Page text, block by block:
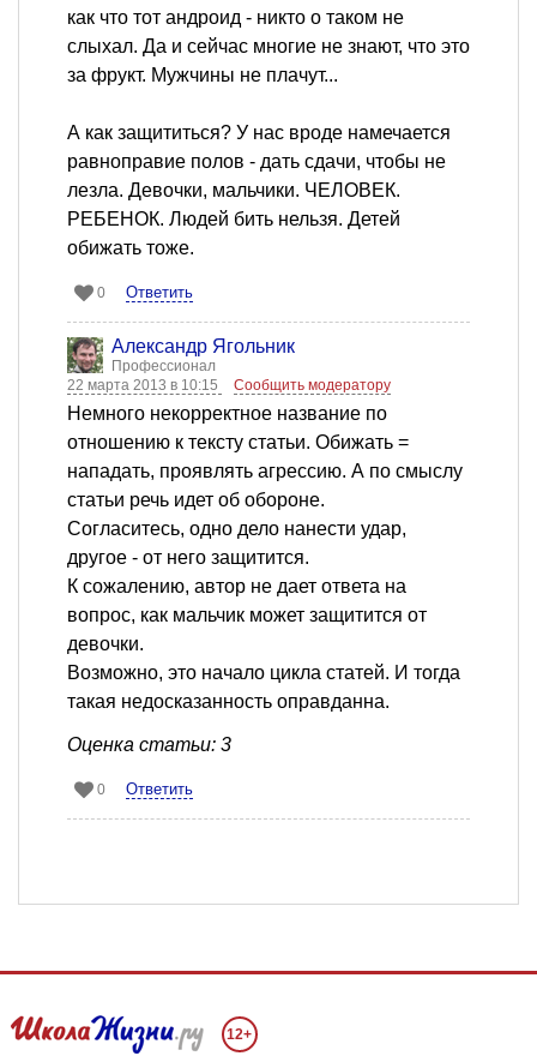
как что тот андроид - никто о таком не
слыхал. Да и сейчас многие не знают, что это
за фрукт. Мужчины не плачут...
А как защититься? У нас вроде намечается
равноправие полов - дать сдачи, чтобы не
лезла. Девочки, мальчики. ЧЕЛОВЕК.
РЕБЕНОК. Людей бить нельзя. Детей
обижать тоже.
0 Ответить
Александр Ягольник
Профессионал
22 марта 2013 в 10:15
Сообщить модератору
Немного некорректное название по
отношению к тексту статьи. Обижать =
нападать, проявлять агрессию. А по смыслу
статьи речь идет об обороне.
Согласитесь, одно дело нанести удар,
другое - от него защитится.
К сожалению, автор не дает ответа на
вопрос, как мальчик может защитится от
девочки.
Возможно, это начало цикла статей. И тогда
такая недосказанность оправданна.
Оценка статьи: 3
0 Ответить
12+